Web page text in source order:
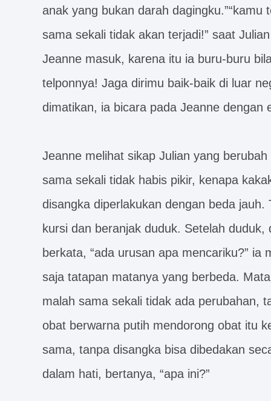
anak yang bukan darah
sama sekali tidak akan terjadi!” saat
Jeanne masuk, karena itu ia buru-buru
telponnya! Jaga dirimu baik-baik di luar
dimatikan, ia bicara pada Jeanne dengan
Jeanne melihat sikap Julian yang
sama sekali tidak habis pikir, kenapa
disangka diperlakukan dengan beda
kursi dan beranjak duduk. Setelah
berkata, “ada urusan apa mencariku?”
saja tatapan matanya yang berbeda.
malah sama sekali tidak ada perubahan,
obat berwarna putih mendorong obat itu
sama, tanpa disangka bisa dibedakan
dalam hati, bertanya, “apa ini?”